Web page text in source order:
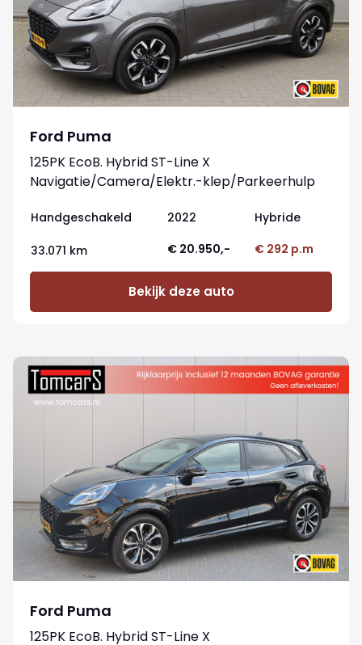
Ford Puma
125PK EcoB. Hybrid ST-Line X
Navigatie/Camera/Elektr.-klep/Parkeerhulp
Handgeschakeld 2022 Hybride
33.071 km € 20.950,- € 292 p.m
Bekijk deze auto
Ford Puma
125PK EcoB. Hybrid ST-Line X